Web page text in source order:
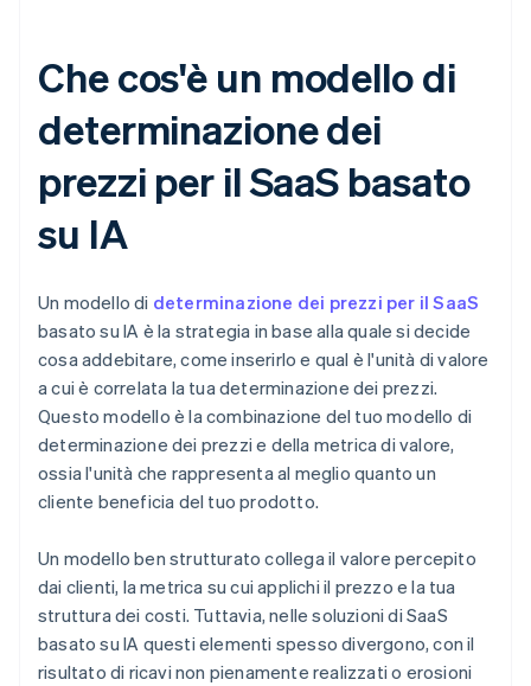
Che cos'è un modello di
determinazione dei
prezzi per il SaaS basato
su IA
Un modello di determinazione dei prezzi per il SaaS
basato su IA è la strategia in base alla quale si decide
cosa addebitare, come inserirlo e qual è l'unità di valore
a cui è correlata la tua determinazione dei prezzi.
Questo modello è la combinazione del tuo modello di
determinazione dei prezzi e della metrica di valore,
ossia l'unità che rappresenta al meglio quanto un
cliente beneficia del tuo prodotto.
Un modello ben strutturato collega il valore percepito
dai clienti, la metrica su cui applichi il prezzo e la tua
struttura dei costi. Tuttavia, nelle soluzioni di SaaS
basato su IA questi elementi spesso divergono, con il
risultato di ricavi non pienamente realizzati o erosioni